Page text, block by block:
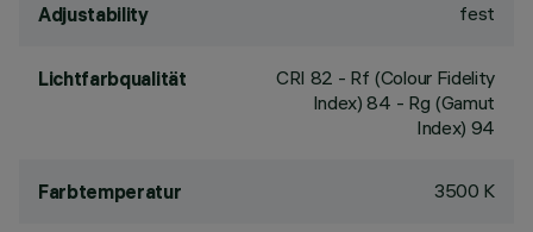
Adjustability fest
Lichtfarbqualität CRI 82 - Rf (Colour Fidelity
Index) 84 - Rg (Gamut
Index) 94
Farbtemperatur 3500 K